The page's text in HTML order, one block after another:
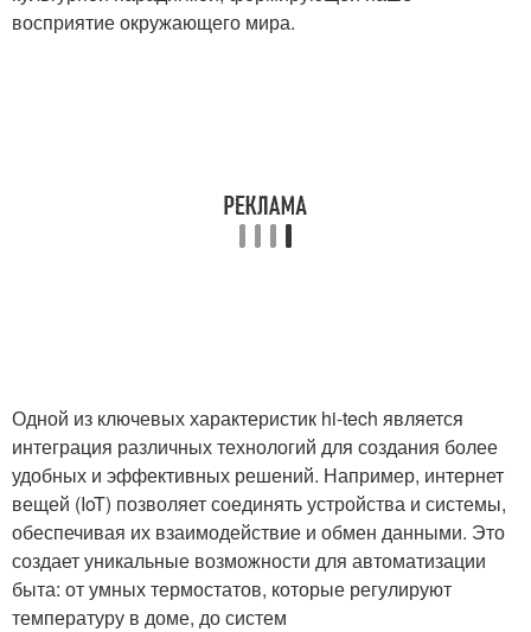
восприятие окружающего мира.
Одной из ключевых характеристик hi-tech является
интеграция различных технологий для создания более
удобных и эффективных решений. Например, интернет
вещей (IoT) позволяет соединять устройства и системы,
обеспечивая их взаимодействие и обмен данными. Это
создает уникальные возможности для автоматизации
быта: от умных термостатов, которые регулируют
температуру в доме, до систем